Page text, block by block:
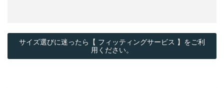
サイズ選びに迷ったら【 フィッティングサービス 】をご利
用ください。